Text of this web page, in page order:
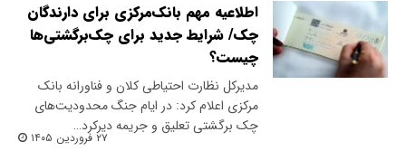
اطلاعیه مهم بانک‌مرکزی برای دارندگان
چک/ شرایط جدید برای چک‌برگشتی‌ها
چیست؟
مدیرکل نظارت احتیاطی کلان و فناورانه بانک
مرکزی اعلام کرد: در ایام جنگ محدودیت‌های
چک برگشتی تعلیق و جریمه دیرکرد…
۲۷ فروردین ۱۴۰۵